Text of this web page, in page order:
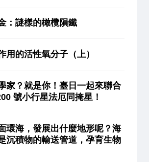
：謎樣的橄欖隕鐵
用的活性氧分子（上）
家？就是你！臺日一起來聯合
號小行星法厄同掩星！
環海，發展出什麼地形呢？海
沉積物的輸送管道，孕育生物